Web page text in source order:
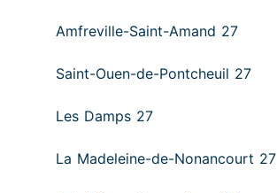
Amfreville-Saint-Amand 27
Saint-Ouen-de-Pontcheuil 27
Les Damps 27
La Madeleine-de-Nonancourt 27